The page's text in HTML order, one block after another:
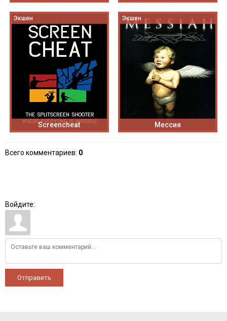
Экшен
Screencheat
Экшен
Мессия
Всего комментариев: 0
Войдите:
Отправить